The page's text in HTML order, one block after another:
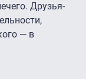
Друзья-
— в